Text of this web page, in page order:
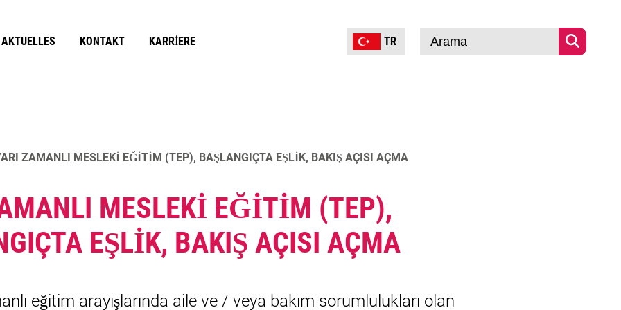
AKTUELLES KONTAKT KARRIERE TR
ZAMANLI MESLEKI EĞITIM (TEP), BAŞLANGIÇTA EŞLIK, BAKIŞ AÇISI AÇMA
MESLEKI EĞITIM (TEP),
EŞLIK, BAKIŞ AÇISI AÇMA
eğitim arayışlarında aile ve / veya bakım sorumlulukları olan